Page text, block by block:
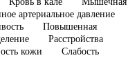
артериальное давление
Повышенная
Расстройства
кожи
Слабость